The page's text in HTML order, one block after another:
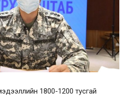
1800-1200 тусгай